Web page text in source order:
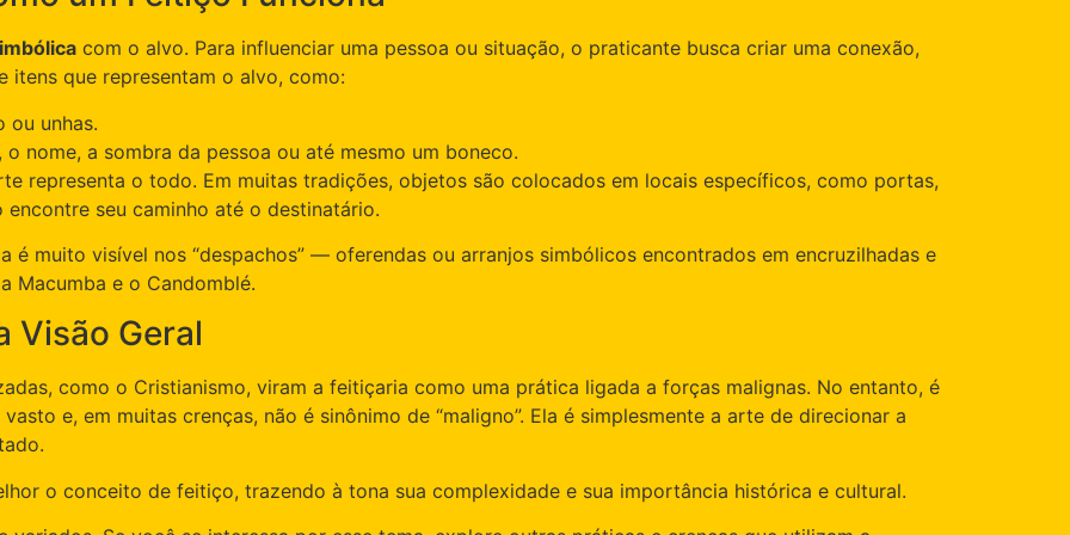
com o alvo. Para influenciar uma pessoa ou situação, o praticante busca criar uma conexão,
itens que representam o alvo, como:
ou unhas.
nome, a sombra da pessoa ou até mesmo um boneco.
representa o todo. Em muitas tradições, objetos são colocados em locais específicos, como portas,
seu caminho até o destinatário.
é muito visível nos “despachos” — oferendas ou arranjos simbólicos encontrados em encruzilhadas e
Macumba e o Candomblé.
Visão Geral
como o Cristianismo, viram a feitiçaria como uma prática ligada a forças malignas. No entanto, é
e, em muitas crenças, não é sinônimo de “maligno”. Ela é simplesmente a arte de direcionar a
o conceito de feitiço, trazendo à tona sua complexidade e sua importância histórica e cultural.